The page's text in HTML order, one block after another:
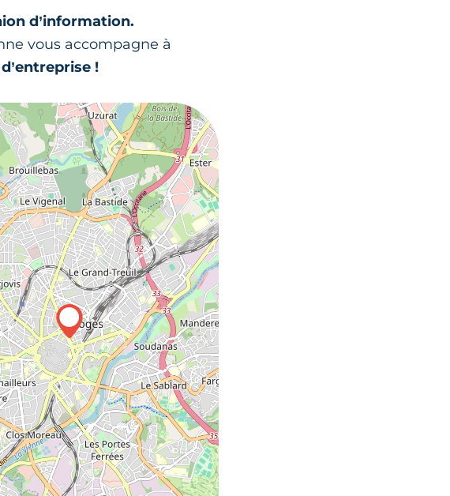
d’information.
vous accompagne à
!